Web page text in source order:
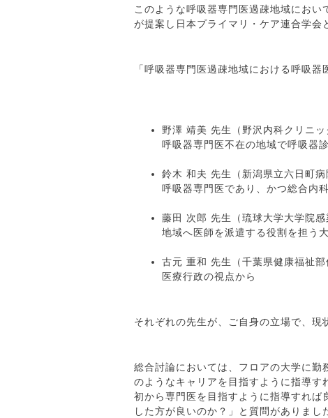
このような呼吸器専門医過疎地域にお
が提案し日本プライマリ・ケア連合学会
「呼吸器専門医過疎地域における呼吸
野澤 靖美 先生（野沢内科クリニッ
呼吸器専門医不在の地域で呼吸器
鈴木 和夫 先生（新潟県立六日町病
呼吸器専門医であり、かつ総合内
藤田 次郎 先生（琉球大学大学院
地域へ医師を派遣する役割を担う
古元 重和 先生（千葉県健康福祉部
医療行政の視点から
それぞれの先生が、ご自身の立場で、現
総合討論においては、フロアの大学に
のようなキャリアを目指すように指導
初から専門医を目指すように指導すれ
した方が良いのか？」と質問がありまし